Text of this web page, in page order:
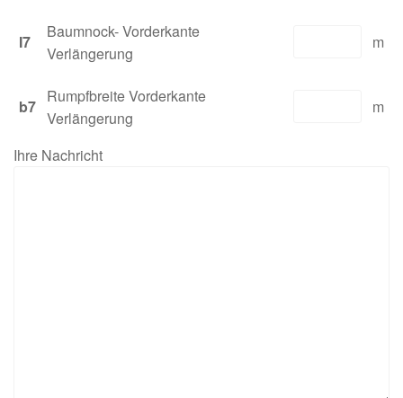
I7
Baumnock- Vorderkante
Verlängerung
m
b7
Rumpfbreite Vorderkante
Verlängerung
m
Ihre Nachricht